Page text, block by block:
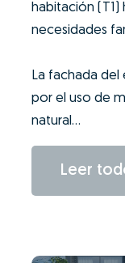
habitación
necesidades
La fachada
por el uso de
natural...
Leer